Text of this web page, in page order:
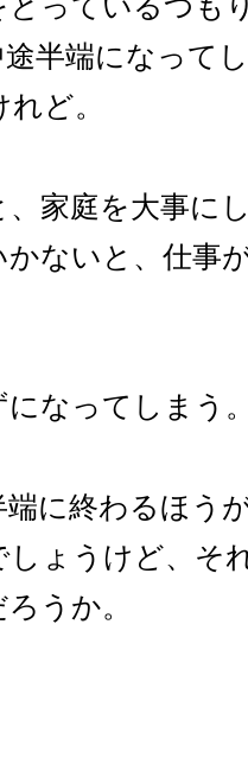
半端になって
ど。
家庭を大事に
ないと、仕事
なってしまう
に終わるほう
ょうけど、そ
うか。